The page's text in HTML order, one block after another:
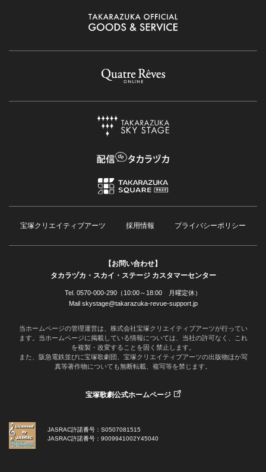
宝塚クリエイティブアーツ 採用情報 プライバシーポリシー
【お問い合わせ】
タカラヅカ・スカイ・ステージ カスタマーセンター
Tel. 0570-000-290（10:00～18:00 月曜定休）
Mail skystage@takarazuka-revue-support.jp
当ホームページの管理運営は、株式会社宝塚クリエイティブアーツが行ってい
ます。当ホームページに掲載している情報については、当社の許可なく、これ
を複製・改変することを固く禁止します。
また、阪急電鉄並びに宝塚歌劇団、宝塚クリエイティブアーツの出版物ほか写
真等著作物についても無断転載、複写等を禁じます。
宝塚歌劇公式ホームページ
JASRAC許諾番号：S0507081515
JASRAC許諾番号：9009941002Y45040